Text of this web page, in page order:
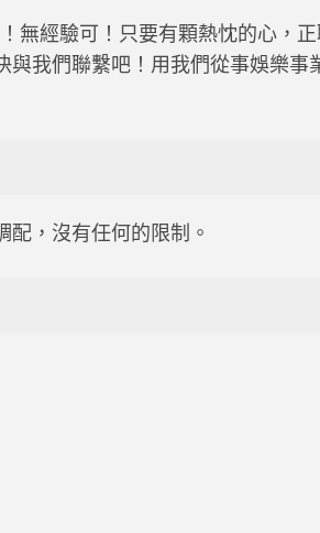
無經驗可！只要有顆熱忱的心，
我們聯繫吧！用我們從事娛樂事
，沒有任何的限制。